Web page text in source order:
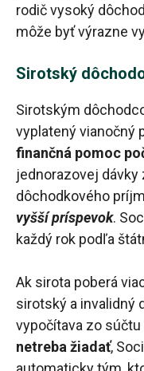
rodič vysoký
môže byť výrazne
Sirotský
Sirotským
vyplatený vianočný
finančná pomoc
jednorazovej
dôchodkového
vyšší príspevok.
každý rok podľa
Ak sirota poberá
sirotský a invalidný
vypočítava zo
netreba žiadať,